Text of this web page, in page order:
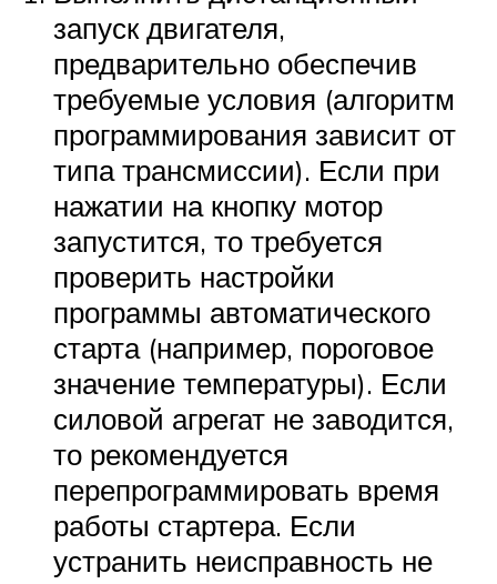
запуск двигателя,
предварительно обеспечив
требуемые условия (алгоритм
программирования зависит от
типа трансмиссии). Если при
нажатии на кнопку мотор
запустится, то требуется
проверить настройки
программы автоматического
старта (например, пороговое
значение температуры). Если
силовой агрегат не заводится,
то рекомендуется
перепрограммировать время
работы стартера. Если
устранить неисправность не